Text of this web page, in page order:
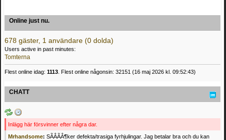
Online just nu.
678 gäster, 1 användare (0 dolda)
Users active in past minutes:
Tomterna
Flest online idag: 1113 . Flest online någonsin: 32151 (16 maj 2026 kl. 09:52:43)
CHATT
Inlägg här försvinner efter några dar.
Mrhandsome: SÃÂÃÂ¶ker defekta/trasiga fyrhjulingar. Jag betalar bra och du kan